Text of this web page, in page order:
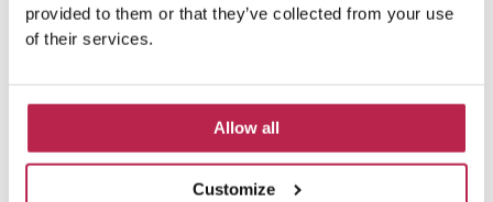
provided to them or that they’ve collected from your use
of their services.
Allow all
Customize